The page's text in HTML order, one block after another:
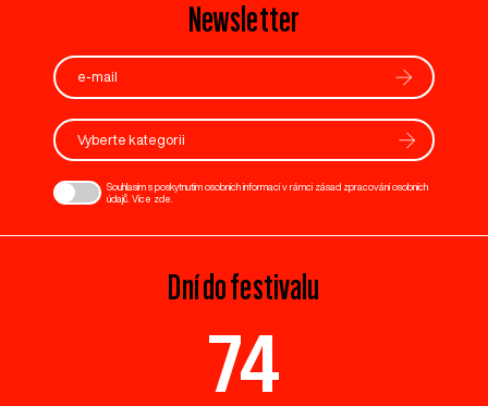
Newsletter
Vyberte kategorii
Souhlasím s poskytnutím osobních informací v rámci zásad zpracování osobních
údajů. Více zde
Dní do festivalu
74